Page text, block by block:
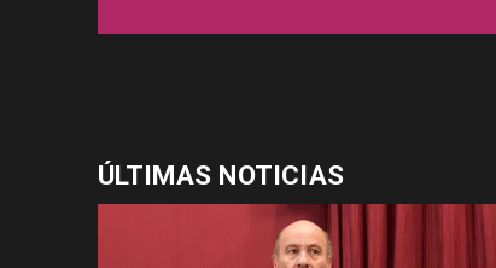
ÚLTIMAS NOTICIAS